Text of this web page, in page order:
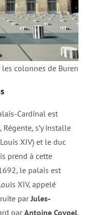
colonnes de Buren
Cardinal est
s’y installe
XIV) et le duc
prend à cette
le palais est
XIV, appelé
parJules-
parAntoine Coypel.